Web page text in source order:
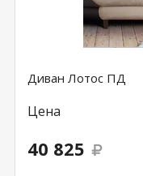
Диван Лотос ПД
Цена
40 825